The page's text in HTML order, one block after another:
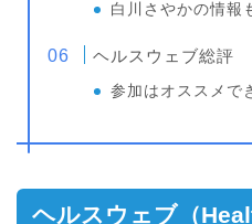
白川さやかの情報
ヘルスウェブ総評
参加はオススメで
ヘルスウェブ（